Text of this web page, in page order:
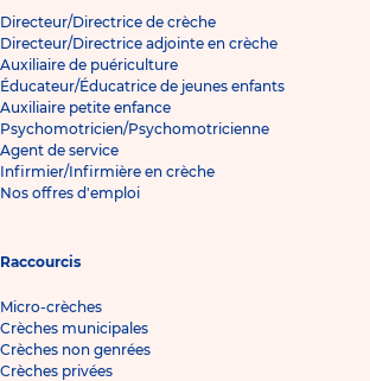
Directeur/Directrice de crèche
Directeur/Directrice adjointe en crèche
Auxiliaire de puériculture
Éducateur/Éducatrice de jeunes enfants
Auxiliaire petite enfance
Psychomotricien/Psychomotricienne
Agent de service
Infirmier/Infirmière en crèche
Nos offres d'emploi
Raccourcis
Micro-crèches
Crèches municipales
Crèches non genrées
Crèches privées